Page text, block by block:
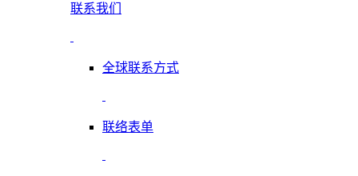
联系我们
全球联系方式
联络表单